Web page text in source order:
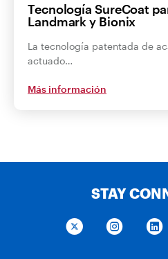
Tecnología SureCoat
Landmark y Bionix
La tecnología patentada de
actuado…
Más información
STAY